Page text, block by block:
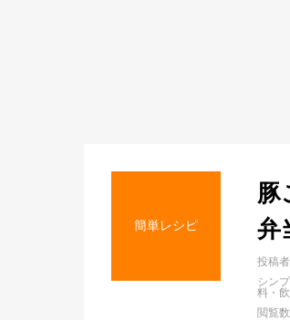
簡単レシピ
豚
弁
投稿
シン
料・
閲覧